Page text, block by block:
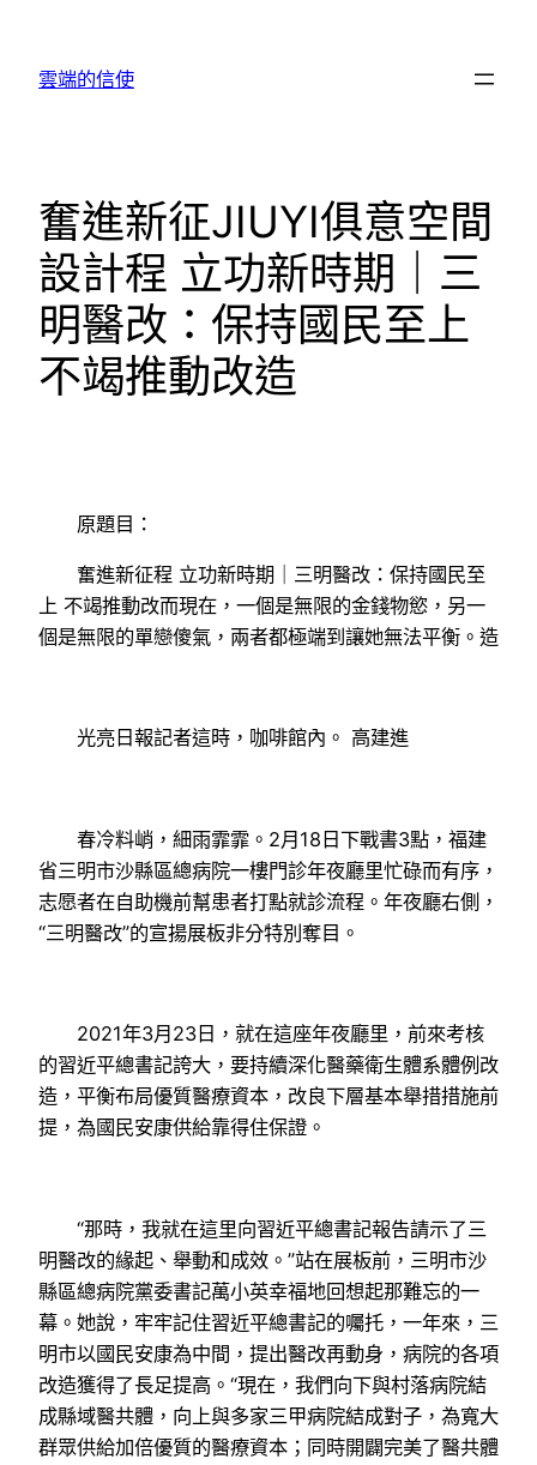
雲端的信使
奮進新征JIUYI俱意空間
設計程 立功新時期｜三
明醫改：保持國民至上
不竭推動改造
原題目：
奮進新征程 立功新時期｜三明醫改：保持國民至
上 不竭推動改而現在，一個是無限的金錢物慾，另一
個是無限的單戀傻氣，兩者都極端到讓她無法平衡。造
光亮日報記者這時，咖啡館內。 高建進
春冷料峭，細雨霏霏。2月18日下戰書3點，福建
省三明市沙縣區總病院一樓門診年夜廳里忙碌而有序，
志愿者在自助機前幫患者打點就診流程。年夜廳右側，
“三明醫改”的宣揚展板非分特別奪目。
2021年3月23日，就在這座年夜廳里，前來考核
的習近平總書記誇大，要持續深化醫藥衛生體系體例改
造，平衡布局優質醫療資本，改良下層基本舉措措施前
提，為國民安康供給靠得住保證。
“那時，我就在這里向習近平總書記報告請示了三
明醫改的緣起、舉動和成效。”站在展板前，三明市沙
縣區總病院黨委書記萬小英幸福地回想起那難忘的一
幕。她說，牢牢記住習近平總書記的囑托，一年來，三
明市以國民安康為中間，提出醫改再動身，病院的各項
改造獲得了長足提高。“現在，我們向下與村落病院結
成縣域醫共體，向上與多家三甲病院結成對子，為寬大
群眾供給加倍優質的醫療資本；同時開闢完美了醫共體